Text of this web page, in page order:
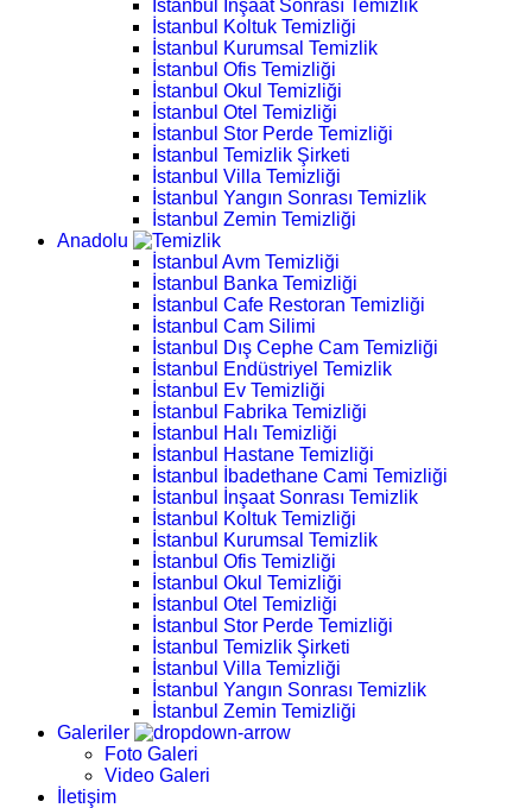
İstanbul İnşaat Sonrası Temizlik
İstanbul Koltuk Temizliği
İstanbul Kurumsal Temizlik
İstanbul Ofis Temizliği
İstanbul Okul Temizliği
İstanbul Otel Temizliği
İstanbul Stor Perde Temizliği
İstanbul Temizlik Şirketi
İstanbul Villa Temizliği
İstanbul Yangın Sonrası Temizlik
İstanbul Zemin Temizliği
Anadolu
İstanbul Avm Temizliği
İstanbul Banka Temizliği
İstanbul Cafe Restoran Temizliği
İstanbul Cam Silimi
İstanbul Dış Cephe Cam Temizliği
İstanbul Endüstriyel Temizlik
İstanbul Ev Temizliği
İstanbul Fabrika Temizliği
İstanbul Halı Temizliği
İstanbul Hastane Temizliği
İstanbul İbadethane Cami Temizliği
İstanbul İnşaat Sonrası Temizlik
İstanbul Koltuk Temizliği
İstanbul Kurumsal Temizlik
İstanbul Ofis Temizliği
İstanbul Okul Temizliği
İstanbul Otel Temizliği
İstanbul Stor Perde Temizliği
İstanbul Temizlik Şirketi
İstanbul Villa Temizliği
İstanbul Yangın Sonrası Temizlik
İstanbul Zemin Temizliği
Galeriler
Foto Galeri
Video Galeri
İletişim